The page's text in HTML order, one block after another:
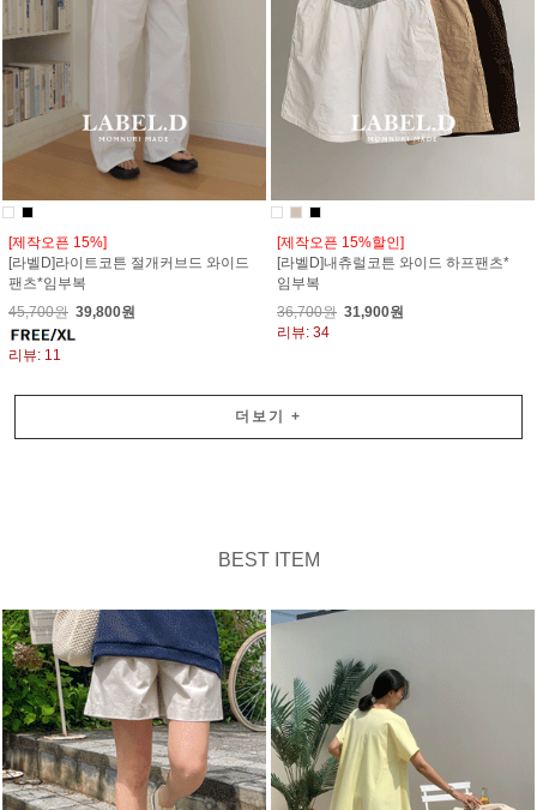
[제작오픈 15%]
[라벨D]라이트코튼 절개커브드 와이드
팬츠*임부복
45,700원 39,800원
리뷰: 11
[제작오픈 15%할인]
[라벨D]내츄럴코튼 와이드 하프팬츠*
임부복
36,700원 31,900원
리뷰: 34
더보기 +
BEST ITEM